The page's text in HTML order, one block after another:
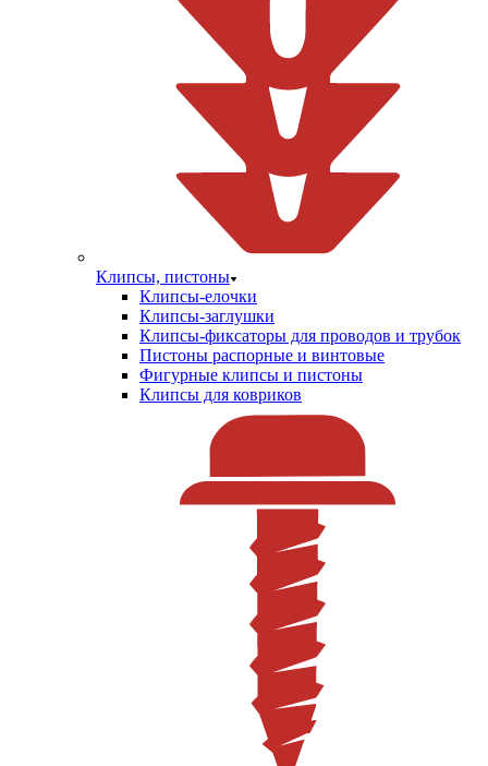
Клипсы, пистоны
Клипсы-елочки
Клипсы-заглушки
Клипсы-фиксаторы для проводов и трубок
Пистоны распорные и винтовые
Фигурные клипсы и пистоны
Клипсы для ковриков